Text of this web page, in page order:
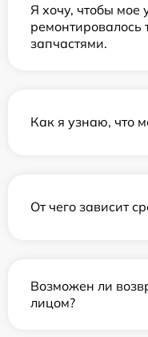
Я хочу, чтобы мое
ремонтировалось
запчастями.
Как я узнаю, что
От чего зависит
Возможен ли
лицом?